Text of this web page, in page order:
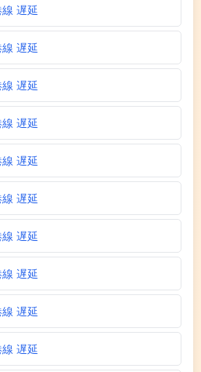
遅延
遅延
遅延
遅延
遅延
遅延
遅延
遅延
遅延
遅延